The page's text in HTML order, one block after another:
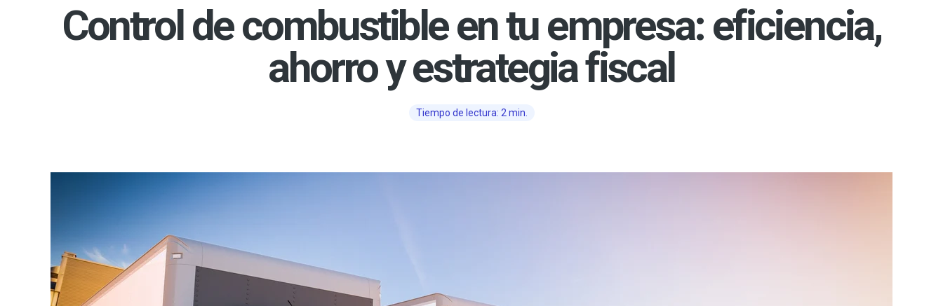
Control de combustible en tu empresa: eficiencia,
ahorro y estrategia fiscal
Tiempo de lectura: 2 min.